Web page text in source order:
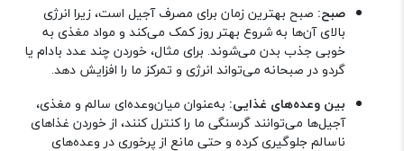
صبح: صبح بهترین زمان برای مصرف آجیل است، زیرا انرژی
بالای آن‌ها به شروع بهتر روز کمک می‌کند و مواد مغذی به
خوبی جذب بدن می‌شوند. برای مثال، خوردن چند عدد بادام یا
گردو در صبحانه می‌تواند انرژی و تمرکز ما را افزایش دهد.
بین وعده‌های غذایی: به‌عنوان میان‌وعده‌ای سالم و مغذی،
آجیل‌ها می‌توانند گرسنگی ما را کنترل کنند، از خوردن غذاهای
ناسالم جلوگیری کرده و حتی مانع از پرخوری در وعده‌های